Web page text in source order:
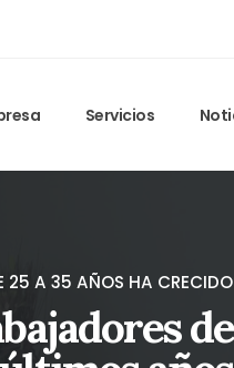
Servicios
25 A 35 AÑOS HA